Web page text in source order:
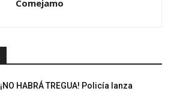
Comejamo
¡NO HABRÁ TREGUA! Policía lanza